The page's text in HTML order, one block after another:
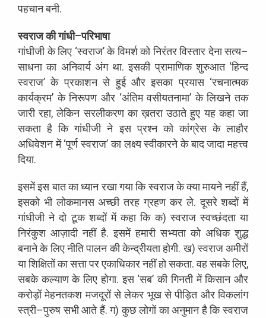
पहचानबनी.
स्वराजकीगांधी–परिभाषा
गांधीजी के लिए ‘स्वराज’ के विमर्श को निरंतर विस्तार देना सत्य–
साधना का अनिवार्य अंग था.इसकी प्रामाणिक शुरुआत ‘हिन्द
स्वराज’ के प्रकाशन से हुई और इसका प्रयास ‘रचनात्मक
कार्यक्रम’ के निरूपण और ‘अंतिम वसीयतनामा’ के लिखने तक
जारी रहा,लेकिन सरलीकरण का ख़तरा उठाते हुए यह कहा जा
सकता है कि गांधीजी ने इस प्रश्न को कांग्रेस के लाहौर
अधिवेशन में ‘पूर्ण स्वराज’ का लक्ष्य स्वीकारने के बाद जादा महत्त्व
दिया.
इसमें इस बात का ध्यान रखा गया कि स्वराज के क्या मायने नहीं हैं,
इसको भी लोकमानस अच्छी तरह ग्रहण कर ले.दूसरे शब्दों में
गांधीजी ने दो टूक शब्दों में कहा कि क)स्वराज स्वच्छंदता या
निरंकुश आज़ादी नहीं है.इसमें हमारी सभ्यता को अधिक शुद्ध
बनाने के लिए नीति पालन की केन्द्रीयता होगी.ख)स्वराज अमीरों
याशिक्षितोंकासत्तापरएकाधिकारनहींहोसकता.वहसबकेलिए,
सबके कल्याण के लिए होगा.इस ‘सब’ की गिनती में किसान और
करोड़ों मेहनतकश मजदूरों से लेकर भूख से पीड़ित और विकलांग
स्त्री–पुरुष सभी आते हैं.ग)कुछ लोगों का अनुमान है कि स्वराज